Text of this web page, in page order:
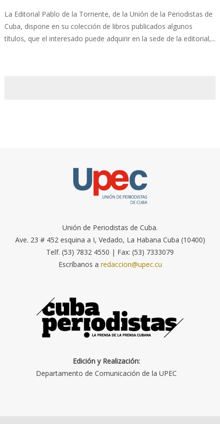
La Editorial Pablo de la Torriente, de la Unión de la Periodistas de
Cuba, dispone en su colección de libros publicados algunos
títulos, que el interesado puede adquirir en la sede de la editorial,...
Unión de Periodistas de Cuba.
Ave. 23 # 452 esquina a I, Vedado, La Habana Cuba (10400)
Telf. (53) 7832 4550 | Fax: (53) 7333079
Escríbanos a redaccion@upec.cu
Edición y Realización:
Departamento de Comunicación de la UPEC